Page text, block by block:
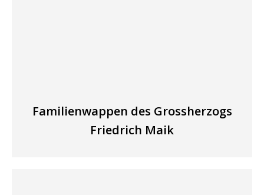
Familienwappen des Grossherzogs
Friedrich Maik